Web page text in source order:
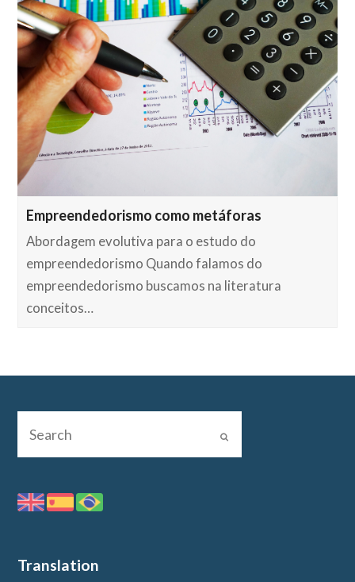
Empreendedorismo como metáforas
Abordagem evolutiva para o estudo do
empreendedorismo Quando falamos do
empreendedorismo buscamos na literatura
conceitos…
Translation